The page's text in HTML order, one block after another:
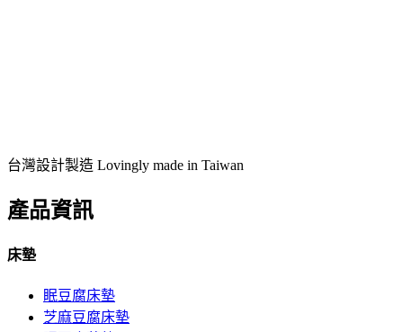
台灣設計製造 Lovingly made in Taiwan
產品資訊
床墊
眠豆腐床墊
芝麻豆腐床墊